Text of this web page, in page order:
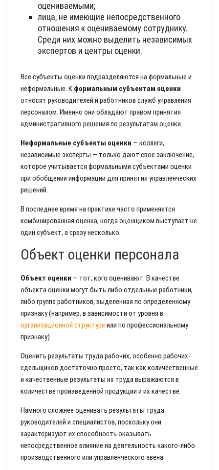
оцениваемыми;
лица, не имеющие непосредственного
отношения к оцениваемому сотруднику.
Среди них можно выделить независимых
экспертов и центры оценки.
Все субъекты оценки подразделяются на формальные и
неформальные. К формальным субъектам оценки
относят руководителей и работников служб управления
персоналом. Именно они обладают правом принятия
административного решения по результатам оценки.
Неформальные субъекты оценки — коллеги,
независимые эксперты — только дают свое заключение,
которое учитывается формальными субъектами оценки
при обобщении информации для принятия управленческих
решений.
В последнее время на практике часто применяется
комбинированная оценка, когда оценщиком выступает не
один субъект, а сразу несколько.
Объект оценки персонала
Объект оценки — тот, кого оценивают. В качестве
объекта оценки могут быть либо отдельные работники,
либо группа работников, выделенная по определенному
признаку (например, в зависимости от уровня в
организационной структуре или по профессиональному
признаку).
Оценить результаты труда рабочих, особенно рабочих-
сдельщиков достаточно просто, так как количественные
и качественные результаты их труда выражаются в
количестве произведенной продукции и их качестве.
Намного сложнее оценивать результаты труда
руководителей и специалистов, поскольку они
характеризуют их способность оказывать
непосредственное влияние на деятельность какого-либо
производственного или управленческого звена.